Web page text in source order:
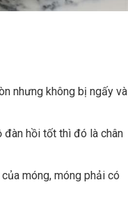
nhưng không bị ngấy và
đàn hồi tốt thì đó là chân
móng, móng phải có